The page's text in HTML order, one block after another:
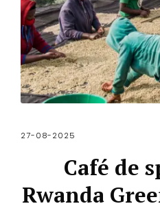
27-08-2025
Café de
Rwanda